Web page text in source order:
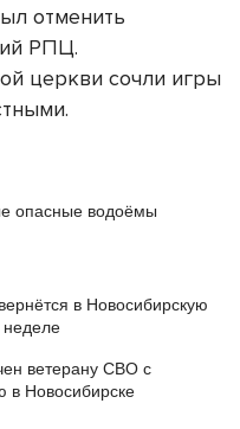
отменить
РПЦ.
церкви сочли игры
опасные водоёмы
в Новосибирскую
ветерану СВО с
в Новосибирске